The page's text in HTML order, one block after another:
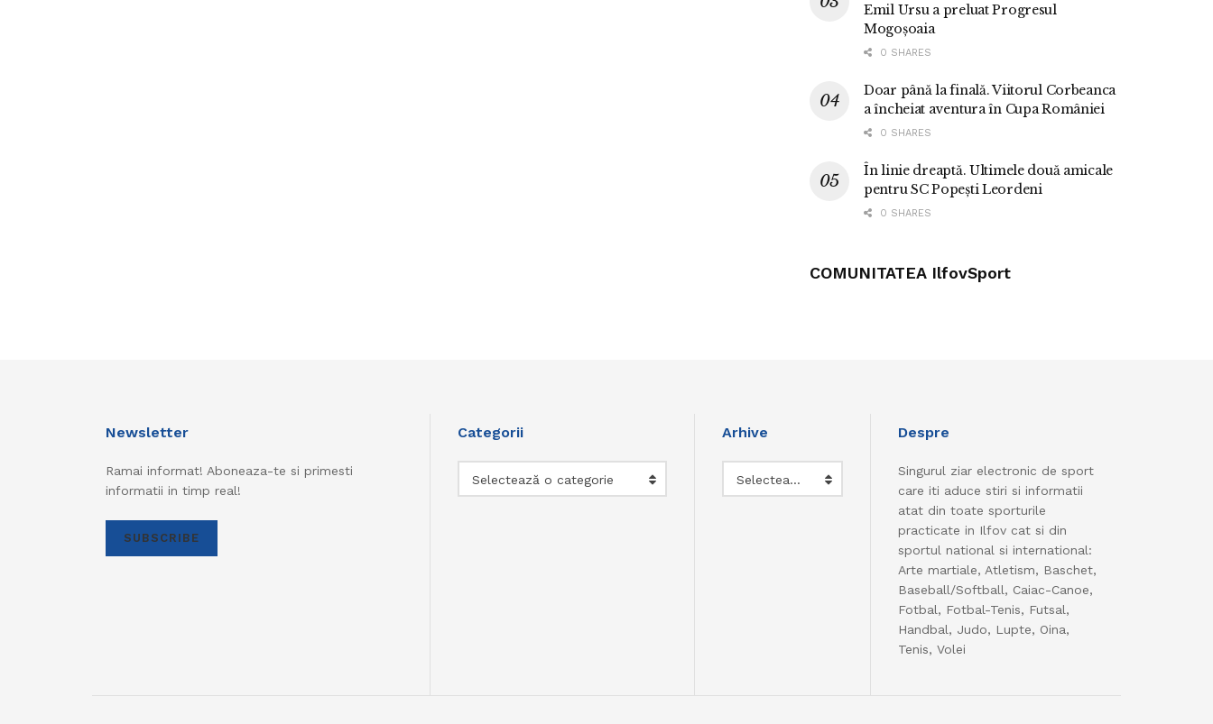
Emil Ursu a preluat Progresul
Mogoșoaia
0 SHARES
Doar până la finală. Viitorul Corbeanca
a încheiat aventura în Cupa României
0 SHARES
În linie dreaptă. Ultimele două amicale
pentru SC Popești Leordeni
0 SHARES
COMUNITATEA IlfovSport
Newsletter
Ramai informat! Aboneaza-te si primesti
informatii in timp real!
SUBSCRIBE
Categorii
Selectează o categorie
Arhive
Selectează luna
Despre
Singurul ziar electronic de sport
care iti aduce stiri si informatii
atat din toate sporturile
practicate in Ilfov cat si din
sportul national si international:
Arte martiale, Atletism, Baschet,
Baseball/Softball, Caiac-Canoe,
Fotbal, Fotbal-Tenis, Futsal,
Handbal, Judo, Lupte, Oina,
Tenis, Volei